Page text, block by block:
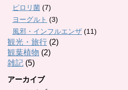
ピロリ菌 (7)
ヨーグルト (3)
風邪・インフルエンザ (11)
観光・旅行 (2)
観葉植物 (2)
雑記 (5)
アーカイブ